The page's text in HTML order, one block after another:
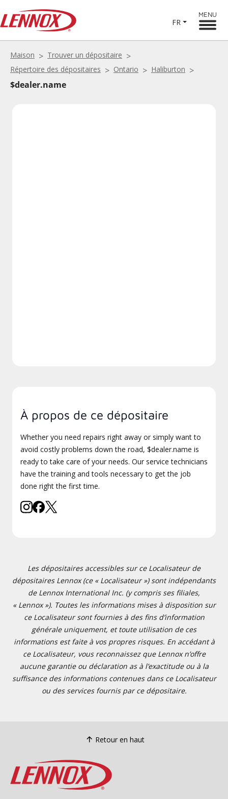
FR
MENU
Maison
Trouver un dépositaire
Répertoire des dépositaires
Ontario Haliburton
$dealer.name
À propos de ce dépositaire
Whether you need repairs right away or simply want to
avoid costly problems down the road, $dealer.name is
ready to take care of your needs. Our service technicians
have the training and tools necessary to get the job
done right the first time.
Les dépositaires accessibles sur ce Localisateur de
dépositaires Lennox (ce « Localisateur ») sont indépendants
de Lennox International Inc. (y compris ses filiales,
« Lennox »). Toutes les informations mises à disposition sur
ce Localisateur sont fournies à des fins d’information
générale uniquement, et toute utilisation de ces
informations est faite à vos propres risques. En accédant à
ce Localisateur, vous reconnaissez que Lennox n’offre
aucune garantie ou déclaration as à l’exactitude ou à la
suffisance des informations contenues dans ce Localisateur
ou des services fournis par ce dépositaire.
Retour en haut